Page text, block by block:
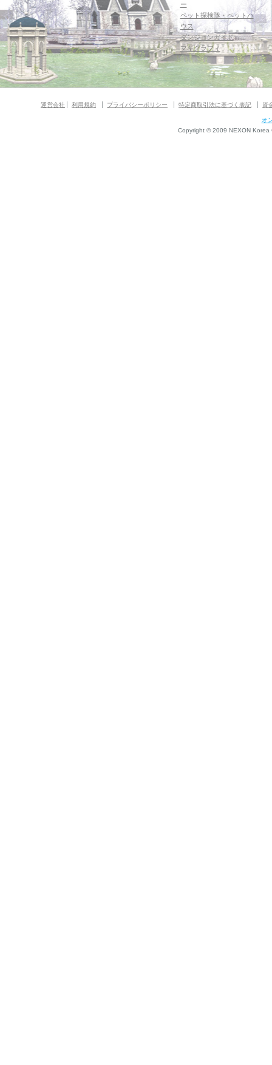
ー
ペット探検隊・ペットハ
ウス
ダンジョンガイド
マギグラフィ
運営会社 利用規約 プライバシーポリシー 特定商取引法に基づく表記 資
オ
Copyright © 2009 NEXON Korea